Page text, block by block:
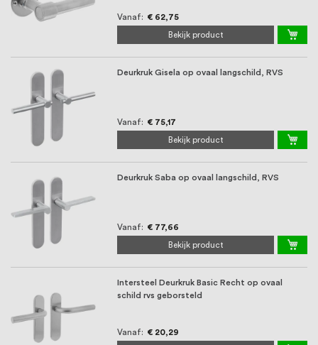
Vanaf € 62,75
Bekijk product
Deurkruk Gisela op ovaal langschild, RVS
Vanaf € 75,17
Bekijk product
Deurkruk Saba op ovaal langschild, RVS
Vanaf € 77,66
Bekijk product
Intersteel Deurkruk Basic Recht op ovaal
schild rvs geborsteld
Vanaf € 20,29